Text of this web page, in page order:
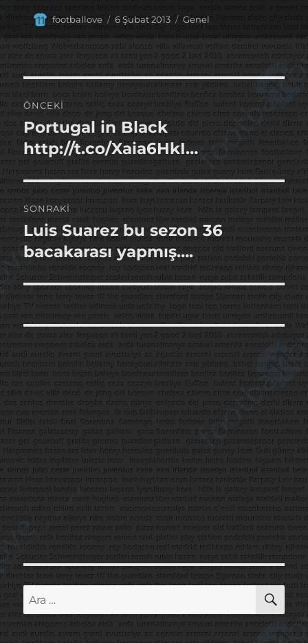
Yazar
footballove
Yayın
tarihi
6 Şubat 2013 Kategoriler
Genel
Yazı
gezinmesi
ÖNCEKI
Önceki
yazı:
Portugal in Black
http://t.co/Xaia6HkI…
SONRAKI
Sonraki
yazı:
Luis Suarez bu sezon 36
bacakarası yapmış….
Ara: